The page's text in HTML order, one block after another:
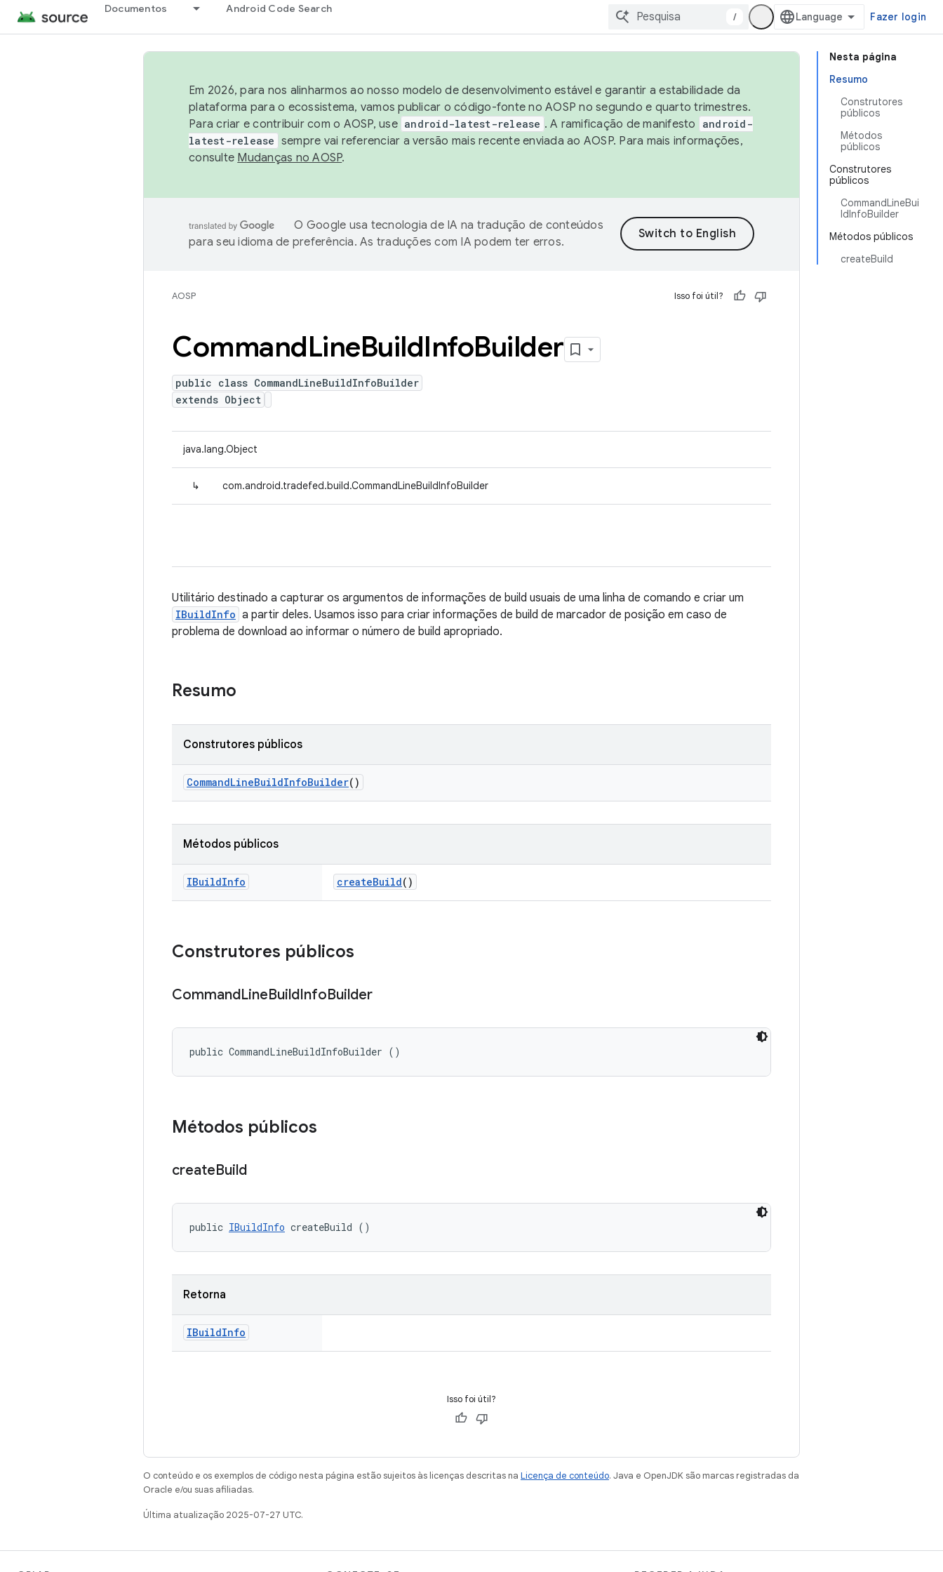
Documentos Android Code Search
/ Fazer login
Nesta página
Resumo
Construtores
públicos
Métodos
públicos
Construtores
públicos
CommandLineBui
ldInfoBuilder
Métodos públicos
createBuild
Em 2026, para nos alinharmos ao nosso modelo de desenvolvimento estável e garantir a estabilidade da
plataforma para o ecossistema, vamos publicar o código-fonte no AOSP no segundo e quarto trimestres.
Para criar e contribuir com o AOSP, use android-latest-release . A ramificação de manifesto
android-
latest-release sempre vai referenciar a versão mais recente enviada ao AOSP. Para mais informações,
consulte Mudanças no AOSP.
O Google usa tecnologia de IA na tradução de conteúdos
para seu idioma de preferência. As traduções com IA podem ter erros.
AOSP Isso foi útil?
CommandLineBuildInfoBuilder
public class CommandLineBuildInfoBuilder
extends Object
java.lang.Object
↳ com.android.tradefed.build.CommandLineBuildInfoBuilder
Utilitário destinado a capturar os argumentos de informações de build usuais de uma linha de comando e criar um
IBuildInfo a partir deles. Usamos isso para criar informações de build de marcador de posição em caso de
problema de download ao informar o número de build apropriado.
Resumo
Construtores públicos
CommandLineBuildInfoBuilder()
Métodos públicos
IBuildInfo createBuild()
Construtores públicos
CommandLineBuildInfoBuilder
public CommandLineBuildInfoBuilder ()
Métodos públicos
createBuild
public IBuildInfo createBuild ()
Retorna
IBuildInfo
Isso foi útil?
O conteúdo e os exemplos de código nesta página estão sujeitos às licenças descritas na Licença de conteúdo. Java e OpenJDK são marcas registradas da
Oracle e/ou suas afiliadas.
Última atualização 2025-07-27 UTC.